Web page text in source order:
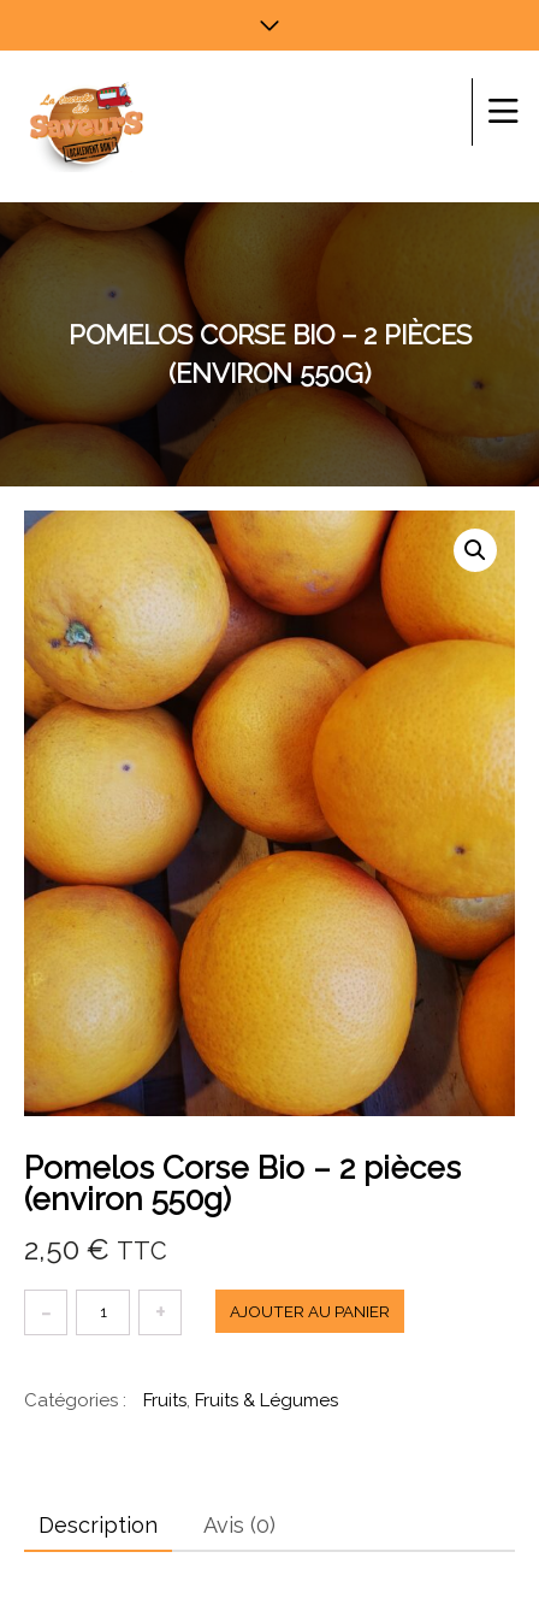
POMELOS CORSE BIO – 2 PIÈCES
(ENVIRON 550G)
Pomelos Corse Bio – 2 pièces
(environ 550g)
2,50 € TTC
quantité
de
Corse
pièces
AJOUTER AU PANIER
Catégories : Fruits, Fruits & Légumes
Description Avis (0)